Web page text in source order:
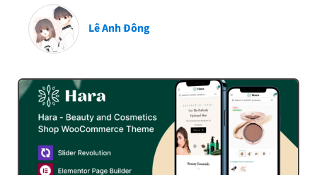
Lê Anh Đông